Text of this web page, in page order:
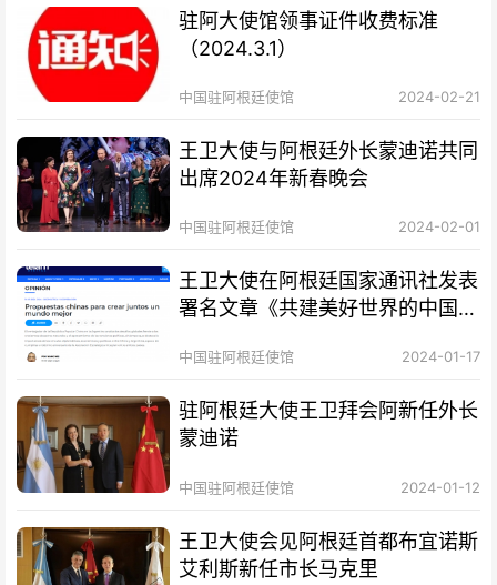
驻阿大使馆领事证件收费标准
（2024.3.1）
中国驻阿根廷使馆 2024-02-21
王卫大使与阿根廷外长蒙迪诺共同
出席2024年新春晚会
中国驻阿根廷使馆 2024-02-01
王卫大使在阿根廷国家通讯社发表
署名文章《共建美好世界的中国方
中国驻阿根廷使馆 2024-01-17
驻阿根廷大使王卫拜会阿新任外长
蒙迪诺
中国驻阿根廷使馆 2024-01-12
王卫大使会见阿根廷首都布宜诺斯
艾利斯新任市长马克里